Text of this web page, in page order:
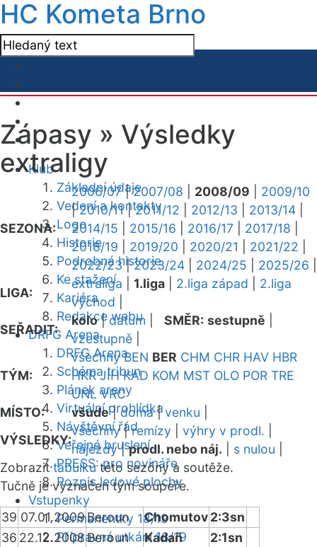
HC Kometa Brno
Klub
Základní údaje
Vedení a kontakty
Logo
Historie
Podrobná historie
Ke stažení
Kariéra
Redakce webu
DRFG Arena
DRFG Arena
Schéma tribun
Plánek areny
Virtuální prohlídka
Návštěvní řád
Veřejné bruslení
PRESS: pro novináře
Rozpis ledové plochy
Vstupenky
Permanentky 18/19
Přípravná utkání 18/19
Zápasy » Výsledky
extraligy
SEZONA:
2006/07|2007/08 2008/09
2009/10
|2010/11|2011/12 2012/13 2013/14
2014/15
2015/16 2016/17 2017/18
2018/19
2019/20 2020/21 2021/22
2022/23|2023/24 2024/25 2025/26
LIGA:
extraliga 1.liga 2.liga západ
2.liga
východ
SEŘADIT:
kolo|datum SMĚR: sestupně
vzestupně
TÝM:
všechny BEN BER CHM CHR HAV HBR
HKR JIH KAD KOM MST OLO POR TRE
UNL VRC
MÍSTO:
všude|doma|venku
VÝSLEDKY:
všechny|remízy výhry v prodl.
nájezdy|prodl. nebo náj. s nulou
Zobrazittabulkutéto sezóny a soutěže.
Tučně je vyznačen tým soupeře.
39 07.01.2009Beroun Chomutov2:3sn
36 22.12.2008Beroun Kadaň
2:1sn